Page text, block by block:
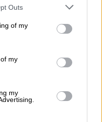
one or more Google
You may click to
its third-party tags to
in below Google
Outs
of my
my
my